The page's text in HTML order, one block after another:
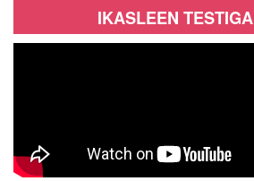
IKASLEEN